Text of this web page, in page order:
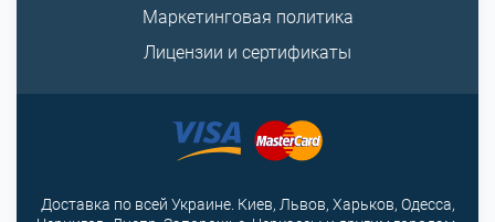
Маркетинговая политика
Лицензии и сертификаты
Доставка по всей Украине. Киев, Львов, Харьков, Одесса,